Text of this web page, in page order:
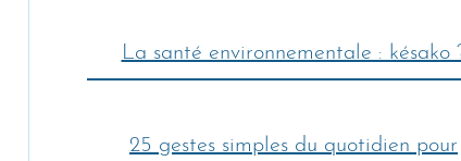
La santé environnementale : késako
25 gestes simples du quotidien pour